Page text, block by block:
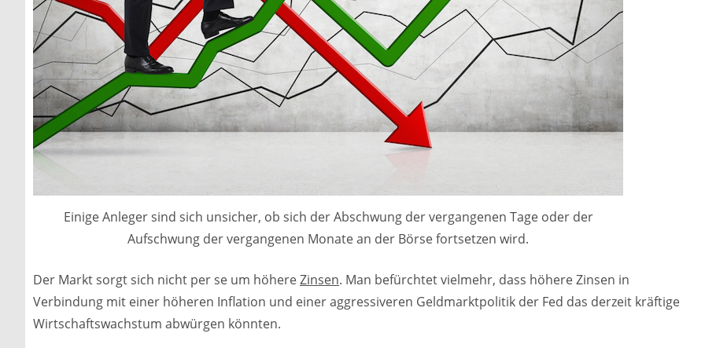
Einige Anleger sind sich unsicher, ob sich der Abschwung der vergangenen Tage oder der
Aufschwung der vergangenen Monate an der Börse fortsetzen wird.
Der Markt sorgt sich nicht per se um höhereZinsen. Man befürchtet vielmehr, dass höhere Zinsen in
Verbindung mit einer höheren Inflation und einer aggressiveren Geldmarktpolitik der Fed das derzeit kräftige
Wirtschaftswachstum abwürgen könnten.